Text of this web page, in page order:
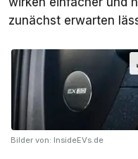
zunächst erwarten
Bilder von: InsideEVs.de